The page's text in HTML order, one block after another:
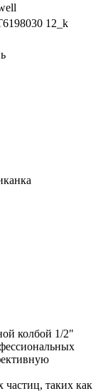
12_k
колбой 1/2"
частиц, таких как